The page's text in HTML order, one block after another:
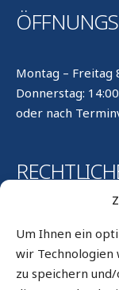
Um Ihnen ein
wir Technologien
zu speichern
Montag – Freitag
Donnerstag:
oder nach
Impressum
Datenschutz